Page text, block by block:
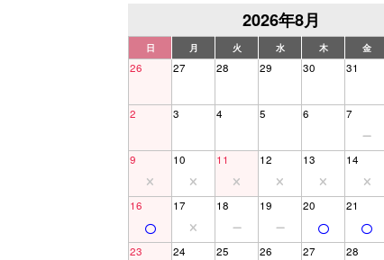
2026年8月
日 月 火 水 木 金
26 27 28 29 30 31
2 3 4 5 6 7
9 10 11 12 13 14
16 17 18 19 20 21
23 24 25 26 27 28